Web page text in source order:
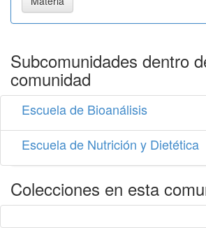
Subcomunidades dentro
comunidad
Escuela de Bioanálisis
Escuela de Nutrición y Dietética
Colecciones en esta